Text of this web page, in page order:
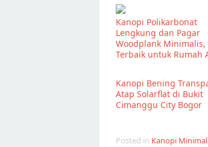
Kanopi Polikarbonat
Lengkung dan Pagar
Woodplank Minimalis,
Terbaik untuk Rumah
Kanopi Bening
Atap Solarflat di Bukit
Cimanggu City Bogor
Posted in Kanopi